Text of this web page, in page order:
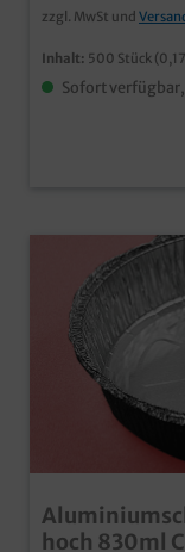
zzgl. MwSt und
Inhalt: 500 Stück
Sofort
hoch 830ml